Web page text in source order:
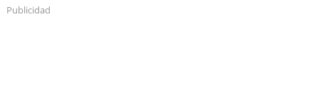
Publicidad